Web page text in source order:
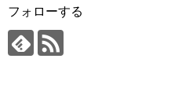
フォローする